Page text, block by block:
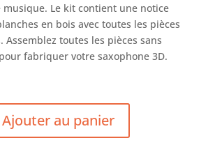
Le kit contient une notice
en bois avec toutes les pièces
Assemblez toutes les pièces sans
fabriquer votre saxophone 3D.
Ajouter au panier